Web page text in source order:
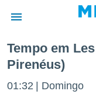
da
foi
Tempo em
Pirenéus)
01:32 Domingo